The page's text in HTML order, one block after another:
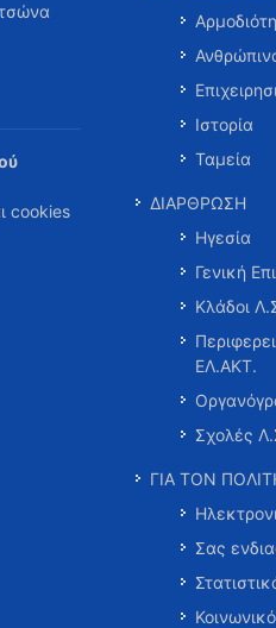
cookies
Ιστορία
Ταμεία
ΔΙΑΡΘΡΩΣΗ
Ηγεσία
Γενική
Κλάδοι
ΕΛ.ΑΚΤ.
Σχολές
ΓΙΑ ΤΟΝ
Σας